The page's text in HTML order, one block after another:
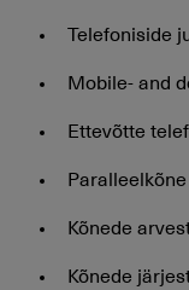
Telefoniside
Mobile- and
Ettevõtte
Paralleelkõne
Kõnede
Kõnede